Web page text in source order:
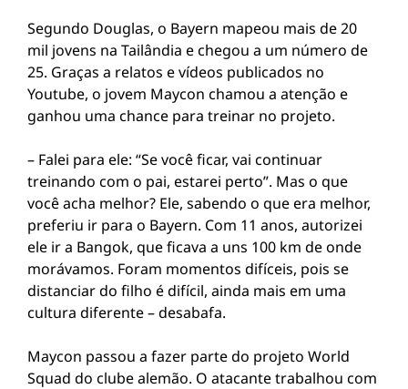
Segundo Douglas, o Bayern mapeou mais de 20
mil jovens na Tailândia e chegou a um número de
25. Graças a relatos e vídeos publicados no
Youtube, o jovem Maycon chamou a atenção e
ganhou uma chance para treinar no projeto.
– Falei para ele: “Se você ficar, vai continuar
treinando com o pai, estarei perto”. Mas o que
você acha melhor? Ele, sabendo o que era melhor,
preferiu ir para o Bayern. Com 11 anos, autorizei
ele ir a Bangok, que ficava a uns 100 km de onde
morávamos. Foram momentos difíceis, pois se
distanciar do filho é difícil, ainda mais em uma
cultura diferente – desabafa.
Maycon passou a fazer parte do projeto World
Squad do clube alemão. O atacante trabalhou com